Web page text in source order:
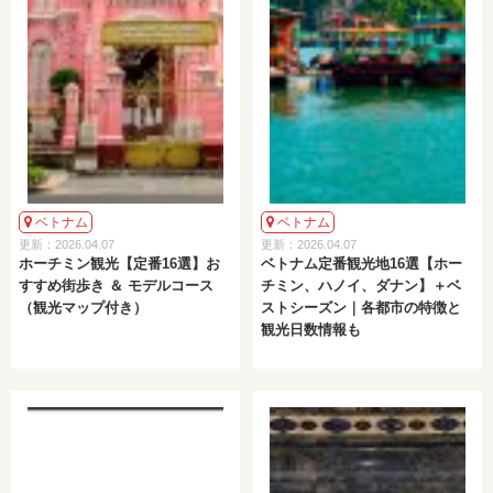
ベトナム
更新：2026.04.07
ホーチミン観光【定番16選】お
すすめ街歩き ＆ モデルコース
（観光マップ付き）
ベトナム
更新：2026.04.07
ベトナム定番観光地16選【ホー
チミン、ハノイ、ダナン】＋ベ
ストシーズン｜各都市の特徴と
観光日数情報も